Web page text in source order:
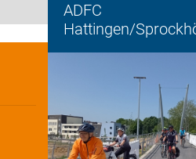
ADFC
Hattingen/